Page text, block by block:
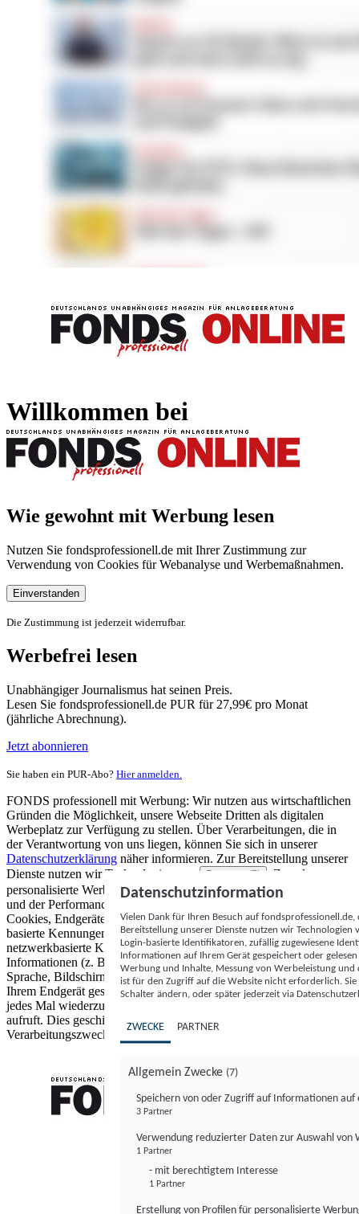
Willkommen bei
Wie gewohnt mit Werbung lesen
Nutzen Sie fondsprofessionell.de mit Ihrer Zustimmung zur
Verwendung von Cookies für Webanalyse und Werbemaßnahmen.
Einverstanden
Die Zustimmung ist jederzeit widerrufbar.
Werbefrei lesen
Unabhängiger Journalismus hat seinen Preis.
Lesen Sie fondsprofessionell.de PUR für 27,99€ pro Monat
(jährliche Abrechnung).
Jetzt abonnieren
Sie haben ein PUR-Abo? Hier anmelden.
FONDS professionell mit Werbung: Wir nutzen aus wirtschaftlichen
Gründen die Möglichkeit, unsere Webseite Dritten als digitalen
Werbeplatz zur Verfügung zu stellen. Über Verarbeitungen, die in
der Verantwortung von uns liegen, können Sie sich in unserer
Datenschutzerklärung näher informieren. Zur Bereitstellung unserer
Dienste nutzen wir Technologien von
Partnern (5)
. Zwecke:
personalisierte Werbung und Inhalte, Messung von Werbeleistung
und der Performance von Inhalten sowie Zielgruppenforschung.
Cookies, Endgeräte- oder ähnliche Online-Kennungen (z. B. login-
basierte Kennungen, zufällig generierte Kennungen,
netzwerkbasierte Kennungen) können zusammen mit anderen
Informationen (z. B. Browsertyp und Browserinformationen,
Sprache, Bildschirmgröße, unterstützte Technologien usw.) auf
Ihrem Endgerät gespeichert oder von dort ausgelesen werden, um es
jedes Mal wiederzuerkennen, wenn es eine App oder einer Webseite
aufruft. Dies geschieht für einen oder mehrere der hier aufgeführten
Verarbeitungszwecke.
Datenschutzinformation
Vielen Dank für Ihren Besuch auf
Bereitstellung unserer Dienste nutzen wir Technologien
Login-basierte Identifikatoren, zufällig zugewiesene
Informationen auf Ihrem Gerät gespeichert oder
Werbung und Inhalte, Messung von Werbeleistung
ist für den Zugriff auf die Website nicht erforderlich.
Schalter ändern, oder später jederzeit via
ZWECKE PARTNER
Allgemein Zwecke (7)
Speichern von oder Zugriff auf Informationen auf
3 Partner
Verwendung reduzierter Daten zur Auswahl von
1 Partner
- mit berechtigtem Interesse
1 Partner
Erstellung von Profilen für personalisierte
FONDS professionell